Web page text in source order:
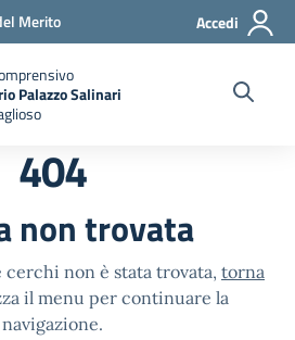
Merito Accedi
Palazzo Salinari
404
non trovata
cerchi non è stata trovata, torna
il menu per continuare la
navigazione.